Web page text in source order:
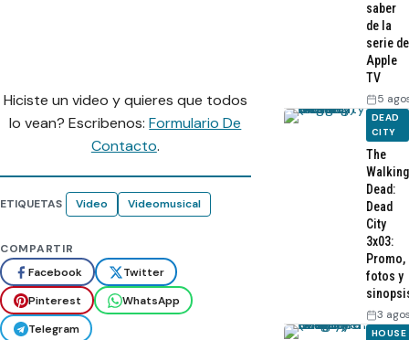
Hiciste un video y quieres que todos
lo vean? Escribenos:Formulario De
Contacto.
ETIQUETAS Video Videomusical
COMPARTIR
Facebook
Twitter
Pinterest
WhatsApp
Telegram
saber
de la
serie de
Apple
TV
5
DEAD
CITY
The
Walking
Dead:
Dead
City
3x03:
Promo,
fotos y
3
HOUSE